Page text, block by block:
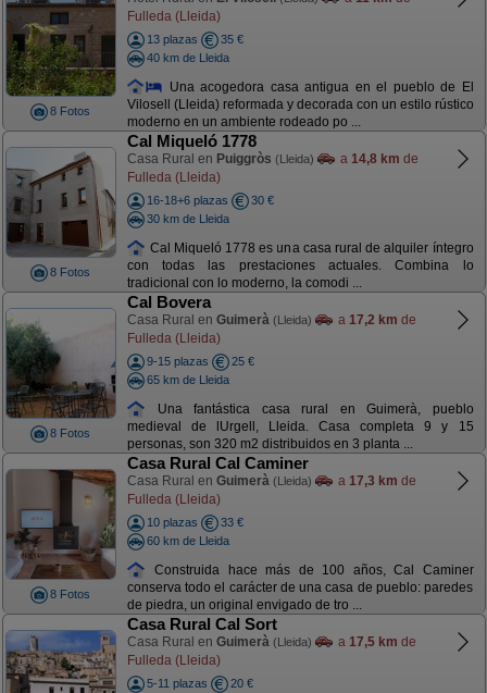
8 Fotos
Fulleda (Lleida)
13 plazas
35 €
40 km de Lleida
Una acogedora casa antigua en el pueblo de El
Vilosell (Lleida) reformada y decorada con un estilo rústico
moderno en un ambiente rodeado po ...
8 Fotos
Cal Miqueló 1778
Casa Rural en Puiggròs (Lleida) a 14,8 km de
Fulleda (Lleida)
16-18+6 plazas
30 €
30 km de Lleida
Cal Miqueló 1778 es una casa rural de alquiler íntegro
con todas las prestaciones actuales. Combina lo
tradicional con lo moderno, la comodi ...
8 Fotos
Cal Bovera
Casa Rural en Guimerà (Lleida) a 17,2 km de
Fulleda (Lleida)
9-15 plazas
25 €
65 km de Lleida
Una fantástica casa rural en Guimerà, pueblo
medieval de lUrgell, Lleida. Casa completa 9 y 15
personas, son 320 m2 distribuidos en 3 planta ...
8 Fotos
Casa Rural Cal Caminer
Casa Rural en Guimerà (Lleida) a 17,3 km de
Fulleda (Lleida)
10 plazas
33 €
60 km de Lleida
Construida hace más de 100 años, Cal Caminer
conserva todo el carácter de una casa de pueblo: paredes
de piedra, un original envigado de tro ...
Casa Rural Cal Sort
Casa Rural en Guimerà (Lleida) a 17,5 km de
Fulleda (Lleida)
5-11 plazas
20 €